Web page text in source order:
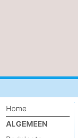
Home
ALGEMEEN